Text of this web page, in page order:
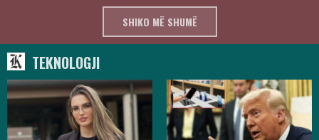
SHIKO MË SHUMË
TEKNOLOGJI